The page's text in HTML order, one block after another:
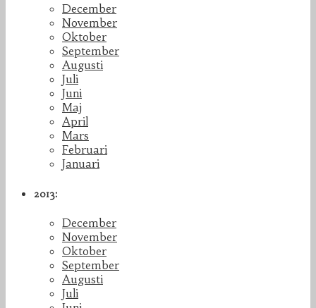
December
November
Oktober
September
Augusti
Juli
Juni
Maj
April
Mars
Februari
Januari
2013:
December
November
Oktober
September
Augusti
Juli